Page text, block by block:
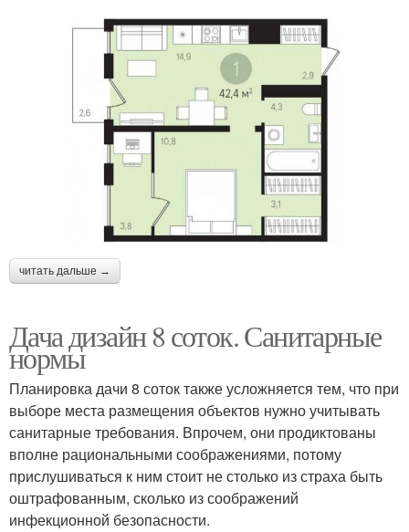
читать дальше →
Дача дизайн 8 соток. Санитарные
нормы
Планировка дачи 8 соток также усложняется тем, что при
выборе места размещения объектов нужно учитывать
санитарные требования. Впрочем, они продиктованы
вполне рациональными соображениями, потому
прислушиваться к ним стоит не столько из страха быть
оштрафованным, сколько из соображений
инфекционной безопасности.